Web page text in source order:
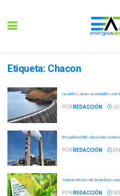
Etiqueta: Chacon
Inviables, metas sustentables con
POR REDACCIÓN
Respaldan ONGs decisiones
POR REDACCIÓN
Tendría México más beneficios
POR REDACCIÓN